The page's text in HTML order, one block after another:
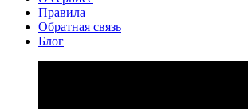
Правила
Обратная связь
Блог